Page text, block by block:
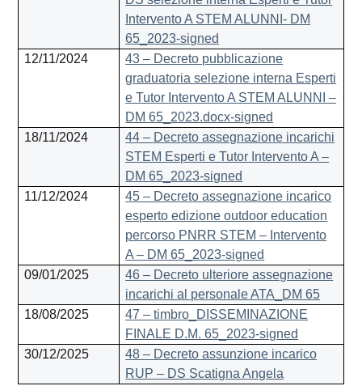
Intervento A STEM ALUNNI- DM
65_2023-signed
12/11/2024
43 – Decreto pubblicazione
graduatoria selezione interna Esperti
e Tutor Intervento A STEM ALUNNI –
DM 65_2023.docx-signed
18/11/2024
44 – Decreto assegnazione incarichi
STEM Esperti e Tutor Intervento A –
DM 65_2023-signed
11/12/2024
45 – Decreto assegnazione incarico
esperto edizione outdoor education
percorso PNRR STEM – Intervento
A – DM 65_2023-signed
09/01/2025
46 – Decreto ulteriore assegnazione
incarichi al personale ATA_DM 65
18/08/2025
47 – timbro_DISSEMINAZIONE
FINALE D.M. 65_2023-signed
30/12/2025
48 – Decreto assunzione incarico
RUP – DS Scatigna Angela